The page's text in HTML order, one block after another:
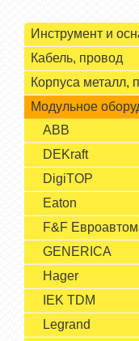
Инструмент и
Кабель, провод
Корпуса металл,
Модульное
ABB
DEKraft
DigiTOP
Eaton
F&F
GENERICA
Hager
IEK TDM
Legrand